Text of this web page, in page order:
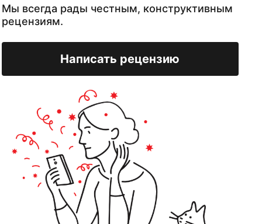
Мы всегда рады честным, конструктивным
рецензиям.
Написать рецензию